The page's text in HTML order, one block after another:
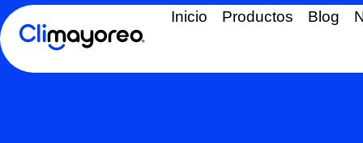
Inicio Productos Blog